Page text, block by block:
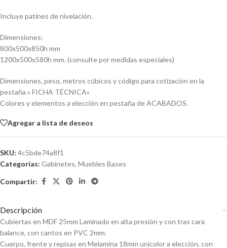
Incluye patines de nivelación.
Dimensiones:
800x500x850h mm
1200x500x580h mm. (consulte por medidas especiales)
Dimensiones, peso, metros cúbicos y código para cotización en la
pestaña » FICHA TÉCNICA»
Colores y elementos a elección en pestaña de ACABADOS.
Agregar a lista de deseos
SKU: 4c5bde74a8f1
Categorías: Gabinetes, Muebles Bases
Compartir:
Descripción
Cubiertas en MDF 25mm Laminado en alta presión y con tras cara
balance, con cantos en PVC 2mm.
Cuerpo, frente y repisas en Melamina 18mm unicolor a elección, con